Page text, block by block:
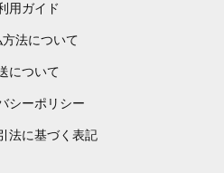
用ガイド
方法について
について
シーポリシー
法に基づく表記